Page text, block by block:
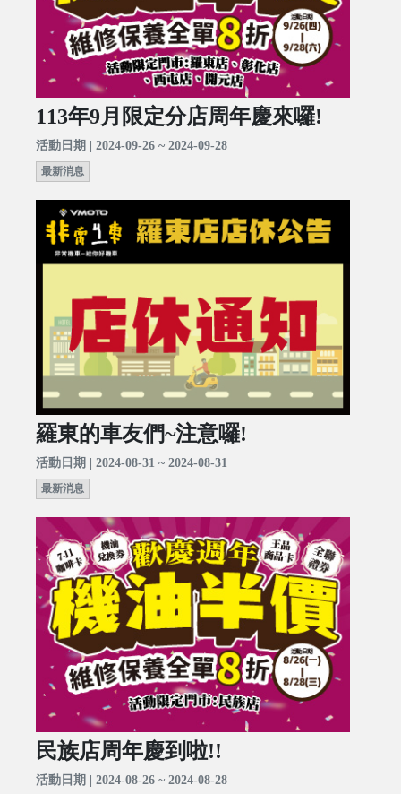
113年9月限定分店周年慶來囉!
活動日期 | 2024-09-26 ~ 2024-09-28
最新消息
羅東的車友們~注意囉!
活動日期 | 2024-08-31 ~ 2024-08-31
最新消息
民族店周年慶到啦!!
活動日期 | 2024-08-26 ~ 2024-08-28